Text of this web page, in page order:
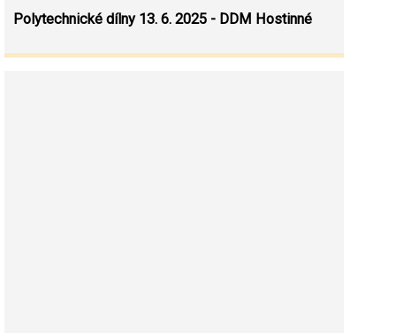
Polytechnické dílny 13. 6. 2025 - DDM Hostinné